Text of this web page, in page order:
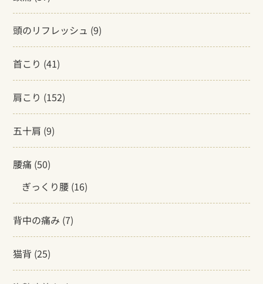
頭のリフレッシュ (9)
首こり (41)
肩こり (152)
五十肩 (9)
腰痛 (50)
ぎっくり腰 (16)
背中の痛み (7)
猫背 (25)